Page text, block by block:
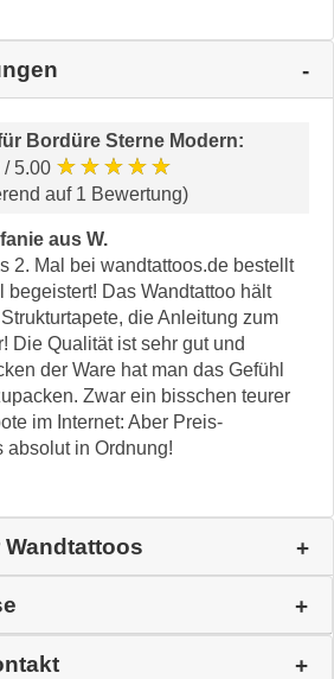
Bordüre Sterne Modern:
/ 5.00 ★★★★★
auf 1 Bewertung)
aus W.
2. Mal bei wandtattoos.de bestellt
begeistert! Das Wandtattoo hält
die Anleitung zum
Die Qualität ist sehr gut und
der Ware hat man das Gefühl
Zwar ein bisschen teurer
im Internet: Aber Preis-
absolut in Ordnung!